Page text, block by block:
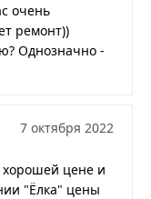
очень
ремонт))
Однозначно -
7 октября 2022
хорошей цене и
"Ёлка" цены